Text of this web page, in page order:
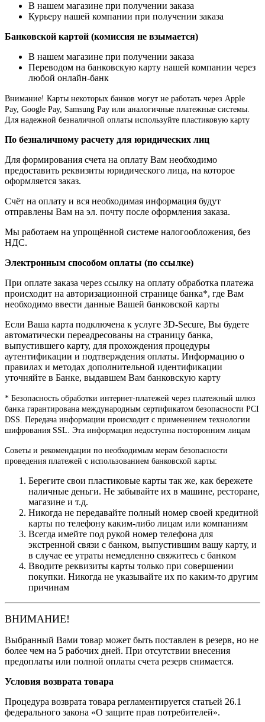
В нашем магазине при получении заказа
Курьеру нашей компании при получении заказа
Банковской картой (комиссия не взымается)
В нашем магазине при получении заказа
Переводом на банковскую карту нашей компании через
любой онлайн-банк
Внимание! Карты некоторых банков могут не работать через Apple
Pay, Google Pay, Samsung Pay или аналогичные платежные системы.
Для надежной безналичной оплаты используйте пластиковую карту
По безналичному расчету для юридических лиц
Для формирования счета на оплату Вам необходимо
предоставить реквизиты юридического лица, на которое
оформляется заказ.
Счёт на оплату и вся необходимая информация будут
отправлены Вам на эл. почту после оформления заказа.
Мы работаем на упрощённой системе налогообложения, без
НДС.
Электронным способом оплаты (по ссылке)
При оплате заказа через ссылку на оплату обработка платежа
происходит на авторизационной странице банка*, где Вам
необходимо ввести данные Вашей банковской карты
Если Ваша карта подключена к услуге 3D-Secure, Вы будете
автоматически переадресованы на страницу банка,
выпустившего карту, для прохождения процедуры
аутентификации и подтверждения оплаты. Информацию о
правилах и методах дополнительной идентификации
уточняйте в Банке, выдавшем Вам банковскую карту
* Безопасность обработки интернет-платежей через платежный шлюз
банка гарантирована международным сертификатом безопасности PCI
DSS. Передача информации происходит с применением технологии
шифрования SSL. Эта информация недоступна посторонним лицам
Советы и рекомендации по необходимым мерам безопасности
проведения платежей с использованием банковской карты:
Берегите свои пластиковые карты так же, как бережете
наличные деньги. Не забывайте их в машине, ресторане,
магазине и т.д.
Никогда не передавайте полный номер своей кредитной
карты по телефону каким-либо лицам или компаниям
Всегда имейте под рукой номер телефона для
экстренной связи с банком, выпустившим вашу карту, и
в случае ее утраты немедленно свяжитесь с банком
Вводите реквизиты карты только при совершении
покупки. Никогда не указывайте их по каким-то другим
причинам
ВНИМАНИЕ!
Выбранный Вами товар может быть поставлен в резерв, но не
более чем на 5 рабочих дней. При отсутствии внесения
предоплаты или полной оплаты счета резерв снимается.
Условия возврата товара
Процедура возврата товара регламентируется статьей 26.1
федерального закона «О защите прав потребителей».